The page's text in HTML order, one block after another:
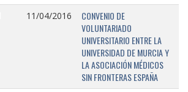
11/04/2016
CONVENIO DE
VOLUNTARIADO
UNIVERSITARIO ENTRE LA
UNIVERSIDAD DE MURCIA Y
LA ASOCIACIÓN MÉDICOS
SIN FRONTERAS ESPAÑA